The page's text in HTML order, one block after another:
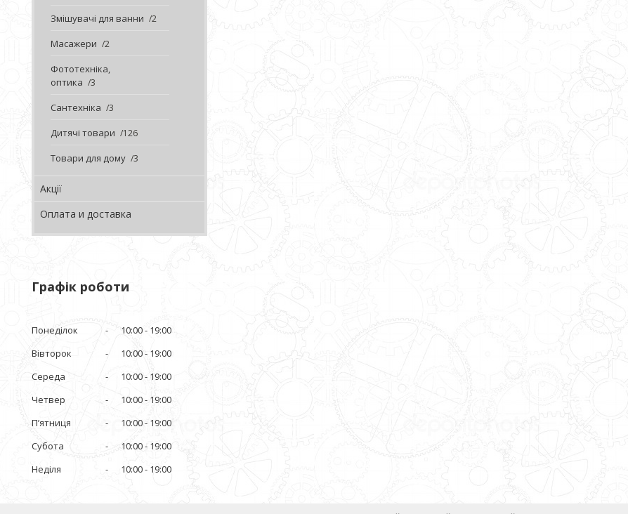
Змішувачі для ванни 2
Масажери 2
Фототехніка,
оптика
3
Сантехніка 3
Дитячі товари 126
Товари для дому 3
Акції
Оплата и доставка
Графік роботи
Понеділок 10:00
19:00
Вівторок
10:00
19:00
Середа
10:00
19:00
Четвер
10:00
19:00
Пʼятниця
10:00
19:00
Субота
10:00
19:00
Неділя
10:00 19:00